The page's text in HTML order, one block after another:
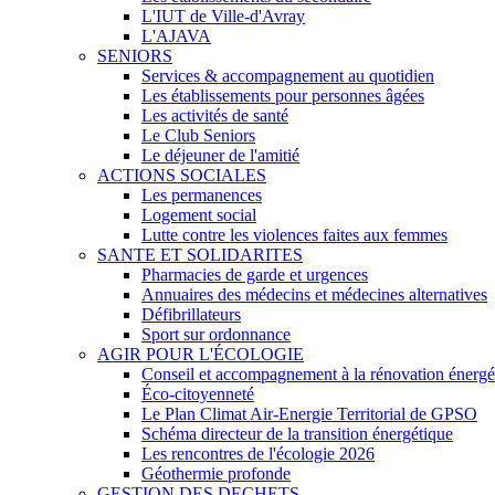
L'IUT de Ville-d'Avray
L'AJAVA
SENIORS
Services & accompagnement au quotidien
Les établissements pour personnes âgées
Les activités de santé
Le Club Seniors
Le déjeuner de l'amitié
ACTIONS SOCIALES
Les permanences
Logement social
Lutte contre les violences faites aux femmes
SANTE ET SOLIDARITES
Pharmacies de garde et urgences
Annuaires des médecins et médecines alternatives
Défibrillateurs
Sport sur ordonnance
AGIR POUR L'ÉCOLOGIE
Conseil et accompagnement à la rénovation
Éco-citoyenneté
Le Plan Climat Air-Energie Territorial de GPSO
Schéma directeur de la transition énergétique
Les rencontres de l'écologie 2026
Géothermie profonde